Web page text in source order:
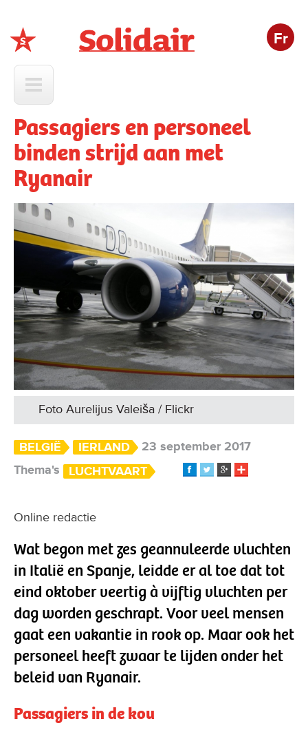
Fr
Passagiers en personeel
binden strijd aan met
Ryanair
Foto Aurelijus Valeiša / Flickr
BELGIË IERLAND
23 september 2017
Thema's
LUCHTVAART
Online redactie
Wat begon met zes geannuleerde vluchten
in Italië en Spanje, leidde er al toe dat tot
eind oktober veertig à vijftig vluchten per
dag worden geschrapt. Voor veel mensen
gaat een vakantie in rook op. Maar ook het
personeel heeft zwaar te lijden onder het
beleid van Ryanair.
Passagiers in de kou